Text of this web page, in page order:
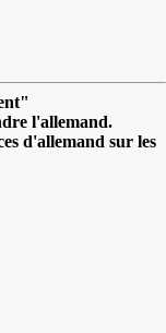
l'allemand.
d'allemand sur les